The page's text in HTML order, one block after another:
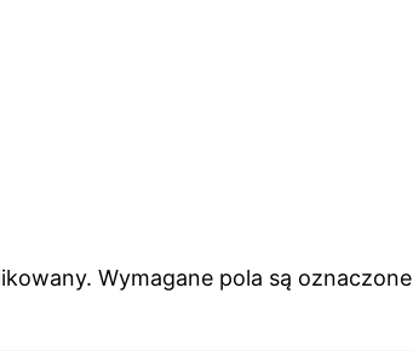
Wymagane pola są oznaczone